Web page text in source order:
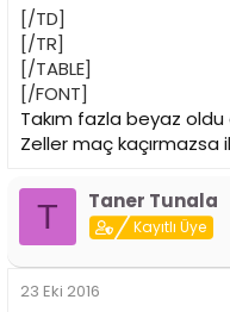
[/TD]
[/TR]
[/TABLE]
[/FONT]
Takım fazla beyaz
Zeller maç kaçırmazsa
T Taner Tunala
Kayıtlı Üye
23 Eki 2016